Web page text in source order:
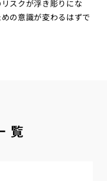
スクが浮き彫りにな
の意識が変わるはずで
覧